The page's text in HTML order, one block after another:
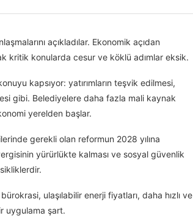
açıkladılar. Ekonomik açıdan
kritik konularda cesur ve köklü adımlar eksik.
kapsıyor: yatırımların teşvik edilmesi,
gibi. Belediyelere daha fazla mali kaynak
yerelden başlar.
gerekli olan reformun 2028 yılına
yürürlükte kalması ve sosyal güvenlik
ulaşılabilir enerji fiyatları, daha hızlı ve
uygulama şart.